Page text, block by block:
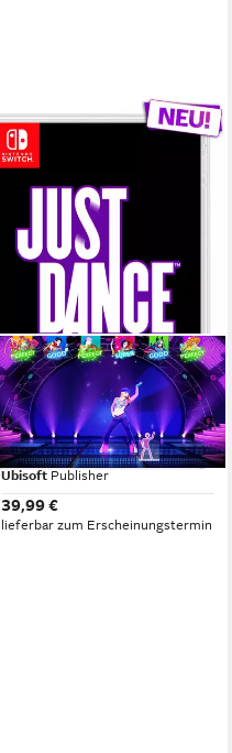
UBISOFT
JUST DANCE®: DECADES
OF HITS
Nintendo Switch Plattform
ab 12 Jahren USK-Freigabe
Ubisoft Publisher
39,99 €
lieferbar zum Erscheinungstermin